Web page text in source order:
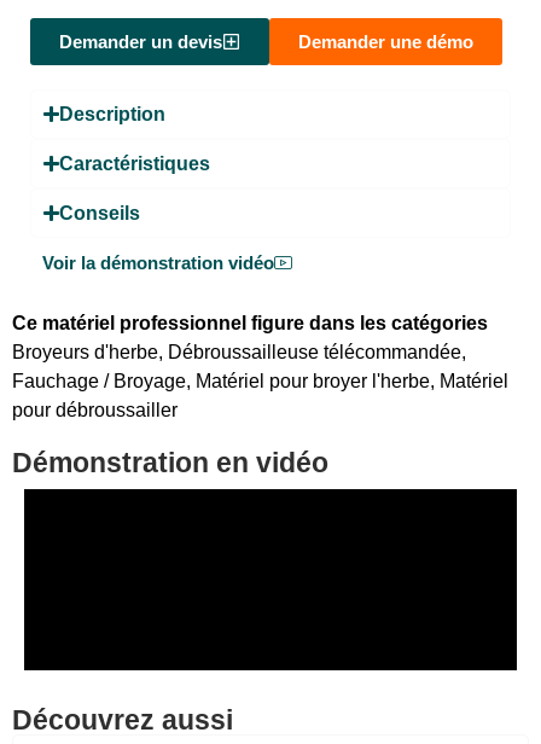
Demander un devis Demander une démo
Description
Caractéristiques
Conseils
Voir la démonstration vidéo
Ce matériel professionnel figure dans les catégories
Broyeurs d'herbe, Débroussailleuse télécommandée,
Fauchage / Broyage, Matériel pour broyer l'herbe, Matériel
pour débroussailler
Démonstration en vidéo
Découvrez aussi